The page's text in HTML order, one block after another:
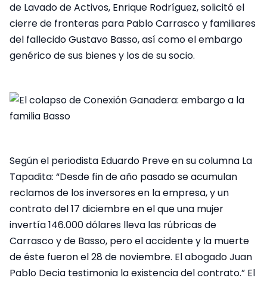
de Lavado de Activos, Enrique Rodríguez, solicitó el
cierre de fronteras para Pablo Carrasco y familiares
del fallecido Gustavo Basso, así como el embargo
genérico de sus bienes y los de su socio.
Según el periodista Eduardo Preve en su columna La
Tapadita: “Desde fin de año pasado se acumulan
reclamos de los inversores en la empresa, y un
contrato del 17 diciembre en el que una mujer
invertía 146.000 dólares lleva las rúbricas de
Carrasco y de Basso, pero el accidente y la muerte
de éste fueron el 28 de noviembre. El abogado Juan
Pablo Decia testimonia la existencia del contrato.” El